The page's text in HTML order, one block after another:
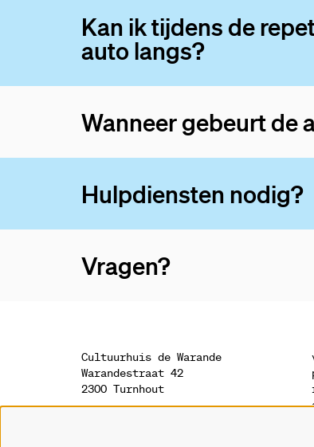
Kan ik tijdens de
auto langs?
Wanneer gebeurt de
Hulpdiensten nodig?
Vragen?
Cultuurhuis de Warande
Warandestraat 42
2300 Turnhout